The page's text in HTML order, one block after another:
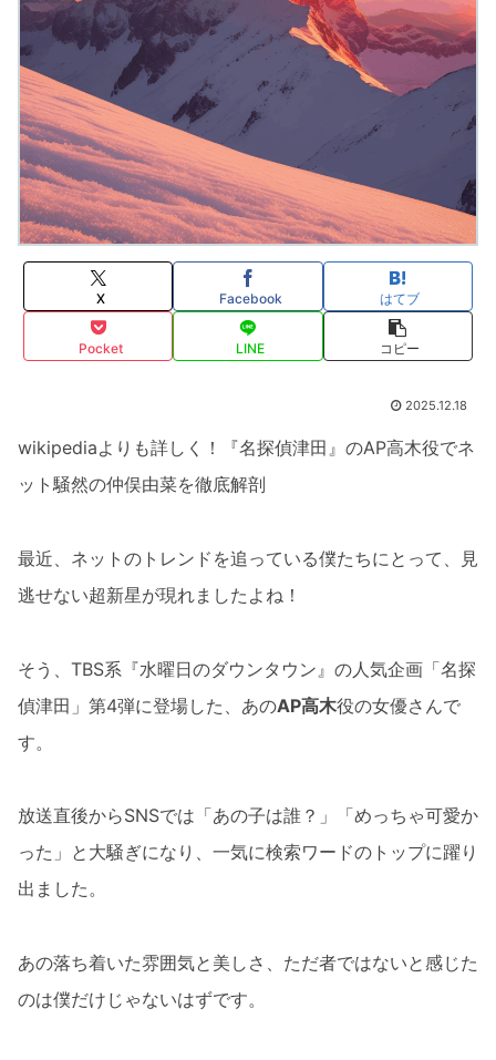
X Facebook はてブ
Pocket LINE コピー
2025.12.18
wikipediaよりも詳しく！『名探偵津田』のAP高木役でネ
ット騒然の仲俣由菜を徹底解剖
最近、ネットのトレンドを追っている僕たちにとって、見
逃せない超新星が現れましたよね！
そう、TBS系『水曜日のダウンタウン』の人気企画「名探
偵津田」第4弾に登場した、あのAP高木役の女優さんで
す。
放送直後からSNSでは「あの子は誰？」「めっちゃ可愛か
った」と大騒ぎになり、一気に検索ワードのトップに躍り
出ました。
あの落ち着いた雰囲気と美しさ、ただ者ではないと感じた
のは僕だけじゃないはずです。